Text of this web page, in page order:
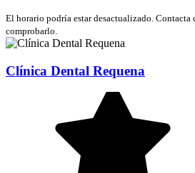
El horario podría estar desactualizado. Contacta
comprobarlo.
Clínica Dental Requena